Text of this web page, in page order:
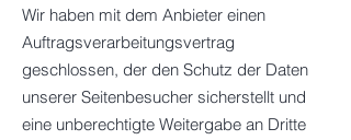
Wir haben mit dem Anbieter einen
Auftragsverarbeitungsvertrag
geschlossen, der den Schutz der Daten
unserer Seitenbesucher sicherstellt und
eine unberechtigte Weitergabe an Dritte